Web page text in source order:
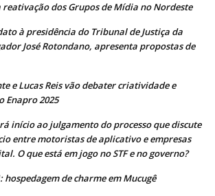
dos Grupos de Mídia no Nordeste
à presidência do Tribunal de Justiça da
José Rotondano, apresenta propostas de
e Lucas Reis vão debater criatividade e
Enapro 2025
início ao julgamento do processo que discute
entre motoristas de aplicativo e empresas
O que está em jogo no STF e no governo?
hospedagem de charme em Mucugê